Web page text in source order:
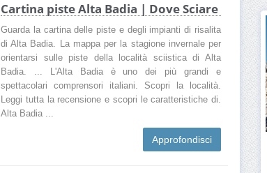
Cartina piste Alta Badia | Dove Sciare
Guarda la cartina delle piste e degli impianti di risalita
di Alta Badia. La mappa per la stagione invernale per
orientarsi sulle piste della località sciistica di Alta
Badia. ... L'Alta Badia è uno dei più grandi e
spettacolari comprensori italiani. Scopri la località.
Leggi tutta la recensione e scopri le caratteristiche di.
Alta Badia ...
Approfondisci